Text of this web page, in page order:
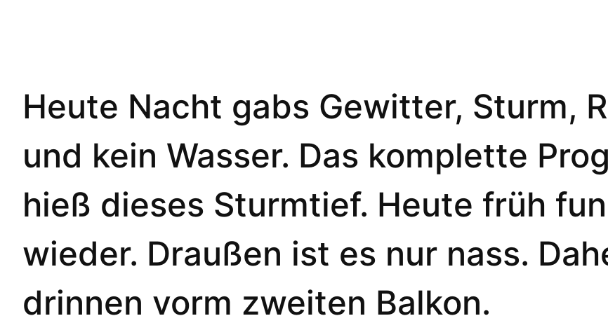
Heute Nacht gabs Gewitter, Sturm,
und kein Wasser. Das komplette
hieß dieses Sturmtief. Heute früh
wieder. Draußen ist es nur nass.
drinnen vorm zweiten Balkon.